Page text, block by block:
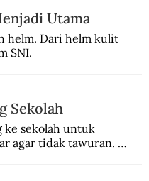
Utama
helm. Dari helm kulit
SNI.
Sekolah
ke sekolah untuk
agar tidak tawuran.